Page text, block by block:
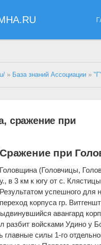
» База знаний Ассоциации »"Г"
сражение при
Сражение при
Головщина (Головчицы,
у., в 3 км к югу от с.
Результатом успешного для
переход корпуса гр.
авангард
разбит войсками Удино у
главные силы 1-го